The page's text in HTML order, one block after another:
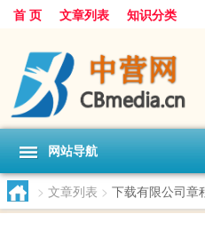
首 页 文章列表 知识分类
网站导航
> 文章列表 > 下载有限公司章